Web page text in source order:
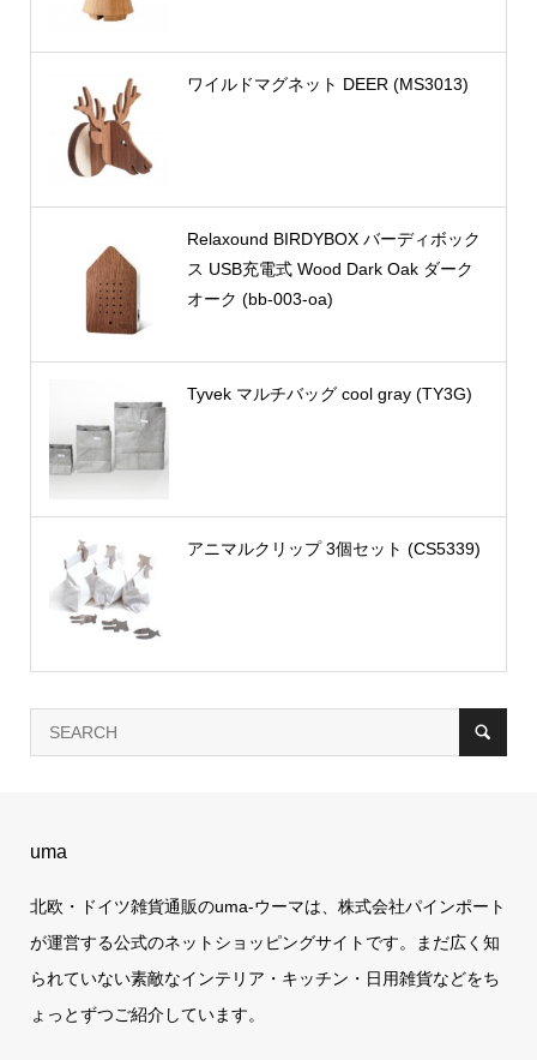
ワイルドマグネット DEER (MS3013)
Relaxound BIRDYBOX バーディボック
ス USB充電式 Wood Dark Oak ダーク
オーク (bb-003-oa)
Tyvek マルチバッグ cool gray (TY3G)
アニマルクリップ 3個セット (CS5339)
uma
北欧・ドイツ雑貨通販のuma-ウーマは、株式会社パインポート
が運営する公式のネットショッピングサイトです。まだ広く知
られていない素敵なインテリア・キッチン・日用雑貨などをち
ょっとずつご紹介しています。